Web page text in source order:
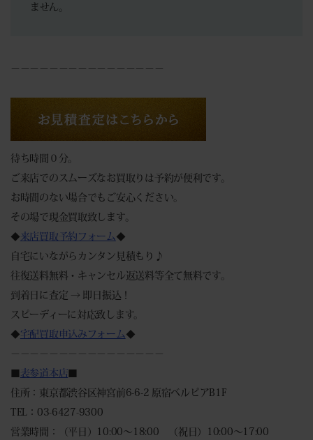
ません。
－－－－－－－－－－－－－－－－
待ち時間０分。
ご来店でのスムーズなお買取りは予約が便利です。
お時間のない場合でもご安心ください。
その場で現金買取致します。
◆ 来店買取予約フォーム ◆
自宅にいながらカンタン見積もり♪
往復送料無料・キャンセル返送料等全て無料です。
到着日に査定 → 即日振込！
スピーディーに対応致します。
◆宅配買取申込みフォーム ◆
－－－－－－－－－－－－－－－－
表参道本店
住所：東京都渋谷区神宮前6-6-2 原宿ベルピアB1F
TEL：03-6427-9300
営業時間：（平日）10:00～18:00 （祝日）10:00～17:00